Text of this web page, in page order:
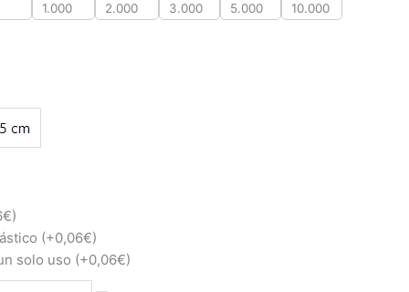
1.000 2.000 3.000 5.000 10.000
€)
(+0,06€)
solo uso (+0,06€)